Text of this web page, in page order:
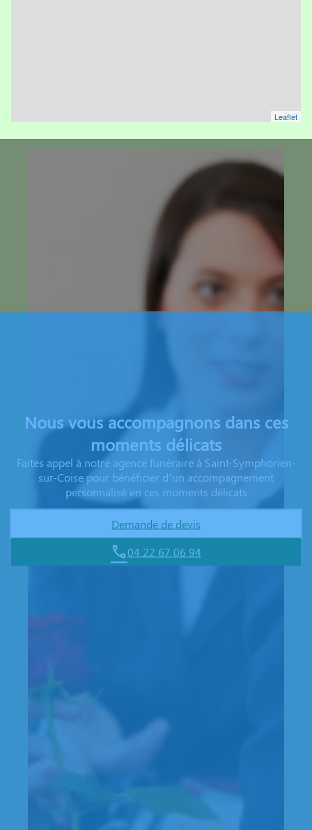
Leaflet
Nous vous accompagnons dans ces
moments délicats
Faites appel à notre agence funéraire à Saint-Symphorien-
sur-Coise pour bénéficier d’un accompagnement
personnalisé en ces moments délicats
Demande de devis
04 22 67 06 94